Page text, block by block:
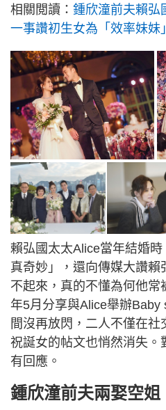
相關閲讀： 鍾欣潼前夫賴弘
一事讚初生女為「效率妹妹」
賴弘國太太Alice當年結婚
真奇妙」，還向傳媒大讚賴
不起來，真的不懂為何他常
年5月分享與Alice舉辦Baby
間沒再放閃，二人不僅在
祝誕女的帖文也悄然消失。
有回應。
鍾欣潼前夫兩娶空姐